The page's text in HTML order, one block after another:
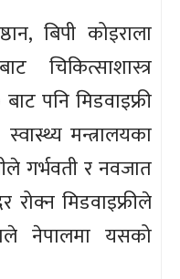
बिपी कोइराला
चिकित्साशास्त्र
पनि मिडवाइफ्री
मन्त्रालयका
गर्भवती र नवजात
मिडवाइफ्रीले
नेपालमा यसको